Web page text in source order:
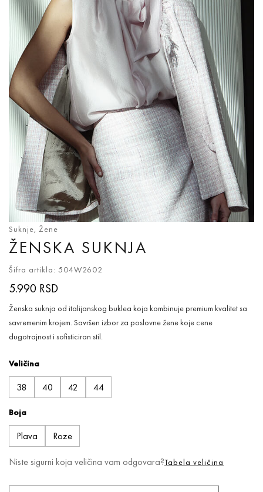
Suknje, Žene
ŽENSKA SUKNJA
Šifra artikla: 504W2602
5.990 RSD
Ženska suknja od italijanskog buklea koja kombinuje premium kvalitet sa
savremenim krojem. Savršen izbor za poslovne žene koje cene
dugotrajnost i sofisticiran stil.
Veličina
38 40 42 44
Boja
Plava Roze
Niste sigurni koja veličina vam odgovara?Tabela veličina